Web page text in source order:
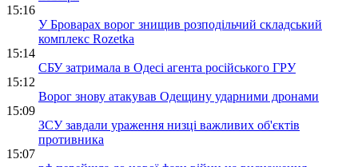
15:16
У Броварах ворог знищив розподільчий складський
комплекс Rozetka
15:14
СБУ затримала в Одесі агента російського ГРУ
15:12
Ворог знову атакував Одещину ударними дронами
15:09
ЗСУ завдали ураження низці важливих об'єктів
противника
15:07